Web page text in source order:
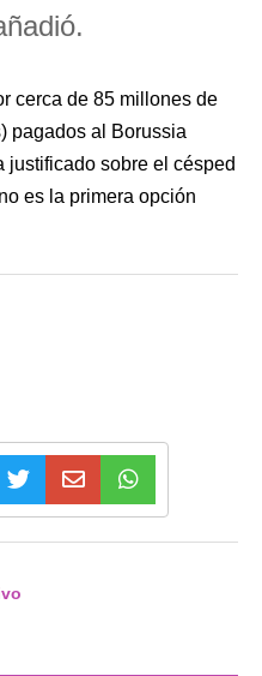
cerca de 85 millones de
pagados al Borussia
justificado sobre el césped
es la primera opción